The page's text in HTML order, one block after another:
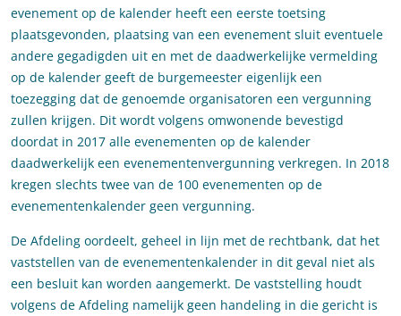
evenement op de kalender heeft een eerste toetsing
plaatsgevonden, plaatsing van een evenement sluit eventuele
andere gegadigden uit en met de daadwerkelijke vermelding
op de kalender geeft de burgemeester eigenlijk een
toezegging dat de genoemde organisatoren een vergunning
zullen krijgen. Dit wordt volgens omwonende bevestigd
doordat in 2017 alle evenementen op de kalender
daadwerkelijk een evenementenvergunning verkregen. In 2018
kregen slechts twee van de 100 evenementen op de
evenementenkalender geen vergunning.
De Afdeling oordeelt, geheel in lijn met de rechtbank, dat het
vaststellen van de evenementenkalender in dit geval niet als
een besluit kan worden aangemerkt. De vaststelling houdt
volgens de Afdeling namelijk geen handeling in die gericht is